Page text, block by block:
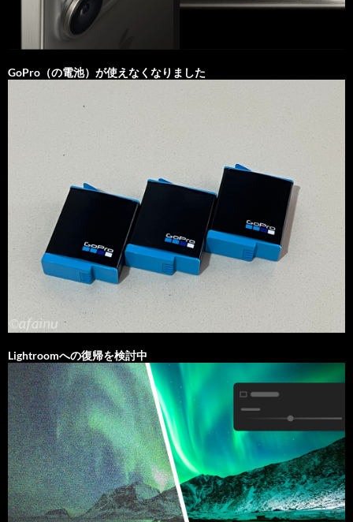
GoPro（の電池）が使えなくなりました
Lightroomへの復帰を検討中